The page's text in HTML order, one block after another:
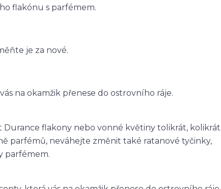
flakónu s parfémem.
je za nové.
na okamžik přenese do ostrovního ráje.
flakony nebo vonné květiny tolikrát, kolikrát
parfémů, neváhejte změnit také ratanové tyčinky,
parfémem.